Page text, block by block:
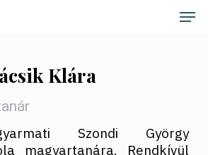
Klára
Szondi György
magyartanára. Rendkívül